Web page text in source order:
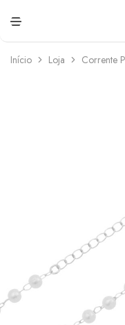
Force
Início Loja Corrente